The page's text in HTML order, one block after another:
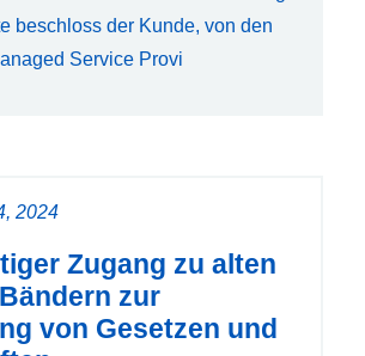
beschloss der Kunde, von den
Service Provi
2024
Zugang zu alten
zur
von Gesetzen und